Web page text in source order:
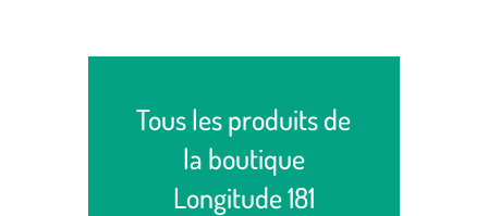
Tous les produits de
la boutique
Longitude 181